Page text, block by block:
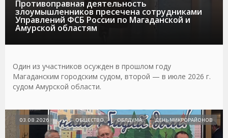
Противоправная деятельность
злоумышленников пресечена сотрудниками
Управлений ФСБ России по Магаданской и
Амурской областям
Один из участников осужден в прошлом году
Магаданским городским судом, второй — в июле 2026 г.
судом Амурской области.
03.08.2026 ОБЩЕСТВО ОБЛДУМА ДЕНЬ МИКРОРАЙОНОВ